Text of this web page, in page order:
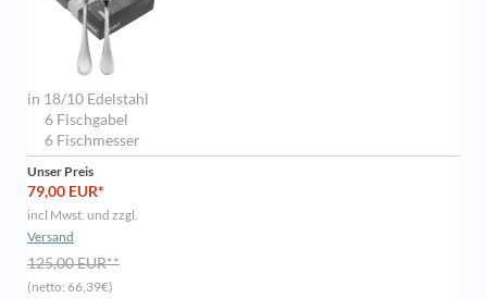
in 18/10 Edelstahl
6 Fischgabel
6 Fischmesser
Unser Preis
79,00 EUR*
incl Mwst. und zzgl.
Versand
125,00 EUR**
(netto: 66,39€)